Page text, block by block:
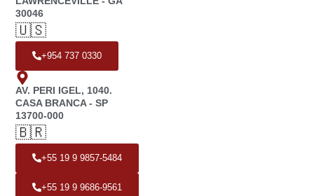
30046
🇺🇸
+954 737 0330
AV. PERI IGEL, 1040.
CASA BRANCA - SP
13700-000
🇧🇷
+55 19 9 9857-5484
+55 19 9 9686-9561